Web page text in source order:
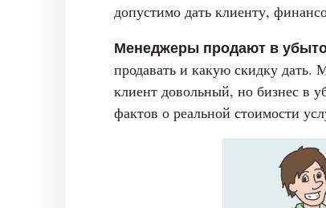
допустимо дать клиенту,
Менеджеры продают в
продавать и какую скидку
клиент довольный, но бизнес в
фактов о реальной стоимости